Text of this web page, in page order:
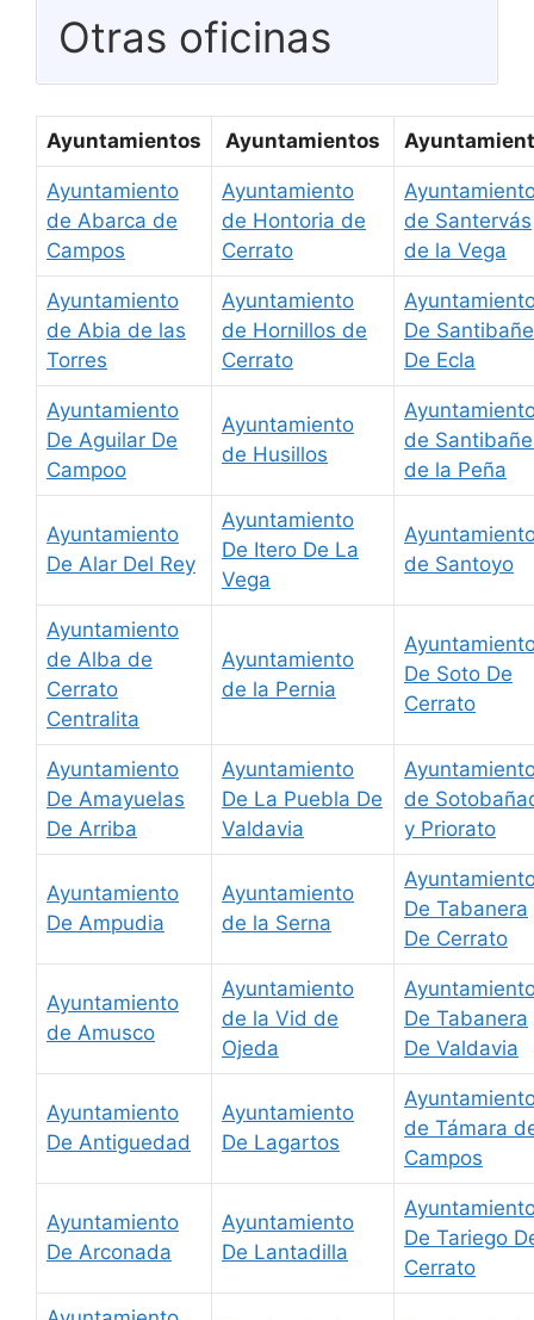
Otras oficinas
Ayuntamientos Ayuntamientos
Ayuntamiento
de Abarca de
Campos
Ayuntamiento
de Hontoria de
Cerrato
de Santervás
de la Vega
Ayuntamiento
de Abia de las
Torres
Ayuntamiento
de Hornillos de
Cerrato
De
De Ecla
Ayuntamiento
De Aguilar De
Campoo
Ayuntamiento
de Husillos
de
de la Peña
Ayuntamiento
De Alar Del Rey
Ayuntamiento
De Itero De La
Vega
de Santoyo
Ayuntamiento
de Alba de
Cerrato
Centralita
Ayuntamiento
de la Pernia
De Soto De
Cerrato
Ayuntamiento
De Amayuelas
De Arriba
Ayuntamiento
De La Puebla De
Valdavia
de
y Priorato
Ayuntamiento
De Ampudia
Ayuntamiento
de la Serna
De Tabanera
De Cerrato
Ayuntamiento
de Amusco
Ayuntamiento
de la Vid de
Ojeda
De Tabanera
De Valdavia
Ayuntamiento
De Antiguedad
Ayuntamiento
De Lagartos
de Támara
Campos
Ayuntamiento
De Arconada
Ayuntamiento
De Lantadilla
De Tariego
Cerrato